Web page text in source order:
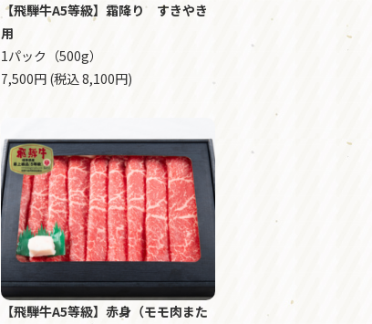
【飛騨牛A5等級】霜降り すきやき
用
1パック（500g）
7,500円 (税込 8,100円)
【飛騨牛A5等級】赤身（モモ肉また